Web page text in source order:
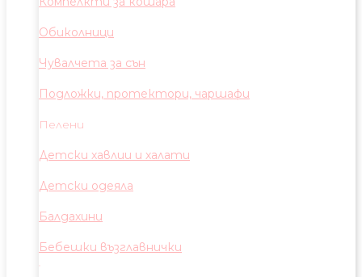
Обиколници
Чувалчета за сън
Подложки, протектори, чаршафи
Пелени
Детски хавлии и халати
Детски одеяла
Балдахини
Бебешки възглавнички